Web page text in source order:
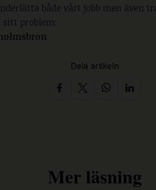
både vårt jobb men även
sitt problem:
Dela artikeln
Mer läsning